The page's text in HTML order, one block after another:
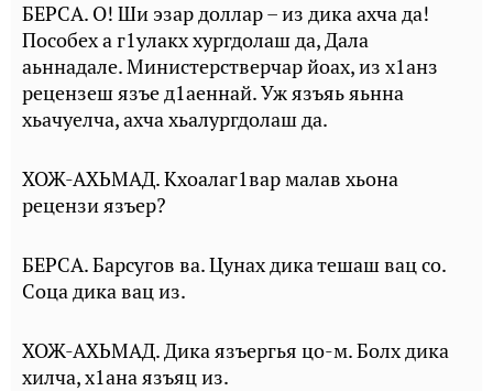
БЕРСА. О! Ши эзар доллар – из дика ахча да!
Пособех а г1улакх хургдолаш да, Дала
аьннадале. Министерстверчар йоах, из х1анз
рецензеш язъе д1аеннай. Уж язъяь яьнна
хьачуелча, ахча хьалургдолаш да.
ХОЖ-АХЬМАД. Кхоалаг1вар малав хьона
рецензи язъер?
БЕРСА. Барсугов ва. Цунах дика тешаш вац со.
Соца дика вац из.
ХОЖ-АХЬМАД. Дика язъергья цо-м. Болх дика
хилча, х1ана язъяц из.